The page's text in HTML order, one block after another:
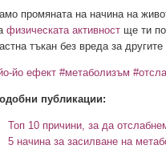
промяната на начина на
физическата активност ще ти
тъкан без вреда за
йо ефект #метаболизъм
публикации:
Топ 10 причини, за да
5 начина за засилване на